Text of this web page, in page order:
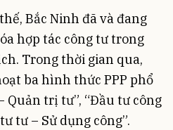
Bắc Ninh đã và đang
hợp tác công tư trong
Trong thời gian qua,
ba hình thức PPP phổ
Quản trị tư”, “Đầu tư công
tư – Sử dụng công”.